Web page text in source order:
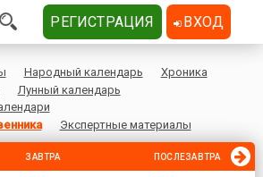
Народный календарь
Хроника
Лунный календарь
Экспертные материалы
ЗАВТРА ПОСЛЕЗАВТРА
РЕГИСТРАЦИЯ ВХОД